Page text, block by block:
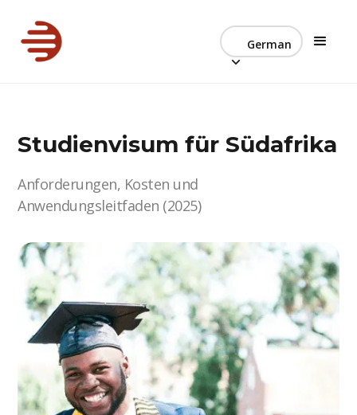
German
Studienvisum für Südafrika
Anforderungen, Kosten und
Anwendungsleitfaden (2025)